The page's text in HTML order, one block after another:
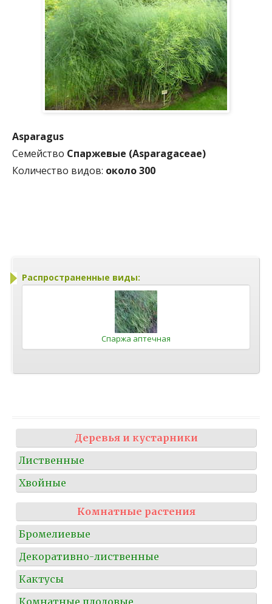
Asparagus
Семейство Спаржевые (Asparagaceae)
Количество видов: около 300
Распространенные виды:
Спаржа аптечная
Деревья и кустарники
Лиственные
Хвойные
Комнатные растения
Бромелиевые
Декоративно-лиственные
Кактусы
Комнатные плодовые